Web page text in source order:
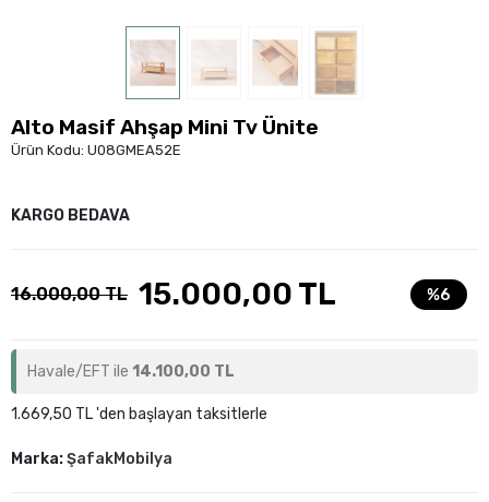
Alto Masif Ahşap Mini Tv Ünite
Ürün Kodu: U08GMEA52E
KARGO BEDAVA
16.000,00 TL 15.000,00 TL %6
Havale/EFT ile 14.100,00 TL
1.669,50 TL 'den başlayan taksitlerle
Marka:ŞafakMobilya